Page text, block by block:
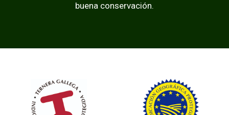
buena conservación.